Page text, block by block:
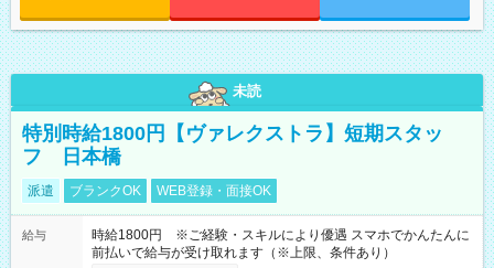
未読
特別時給1800円【ヴァレクストラ】短期スタッ
フ 日本橋
派遣 ブランクOK WEB登録・面接OK
給与
時給1800円 ※ご経験・スキルにより優遇 スマホでかんたんに
前払いで給与が受け取れます（※上限、条件あり）